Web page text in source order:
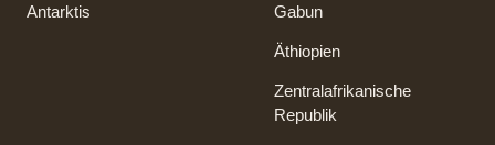
Antarktis Gabun
Äthiopien
Zentralafrikanische
Republik